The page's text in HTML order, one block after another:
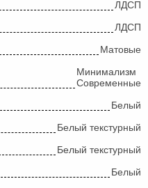
ЛДСП
ЛДСП
Матовые
Минимализм
Современные
Белый
Белый текстурный
Белый текстурный
Белый